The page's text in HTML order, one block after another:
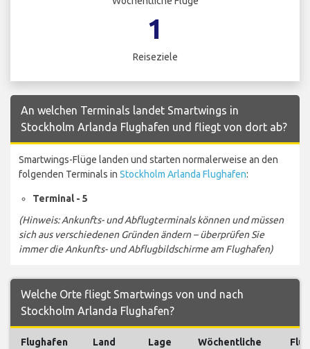
1
Reiseziele
An welchen Terminals landet Smartwings in
Stockholm Arlanda Flughafen und fliegt von dort ab?
Smartwings-Flüge landen und starten normalerweise an den
folgenden Terminals in Stockholm Arlanda Flughafen:
Terminal - 5
(Hinweis: Ankunfts- und Abflugterminals können und müssen
sich aus verschiedenen Gründen ändern – überprüfen Sie
immer die Ankunfts- und Abflugbildschirme am Flughafen)
Welche Orte fliegt Smartwings von und nach
Stockholm Arlanda Flughafen?
Flughafen Land Lage
Wöchentliche